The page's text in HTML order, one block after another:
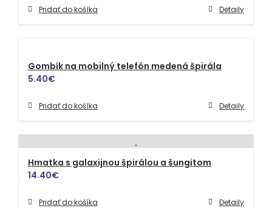
Pridať do košíka Detaily
Gombík na mobilný telefón medená špirála
5.40€
Pridať do košíka Detaily
Hmatka s galaxijnou špirálou a šungitom
14.40€
Pridať do košíka Detaily